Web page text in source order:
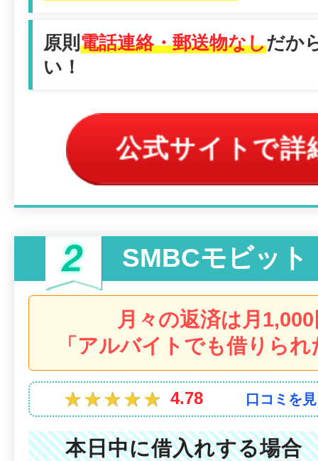
原則 電話連絡・郵送物なしだか
い！
公式サイトで詳
SMBCモビット
月々の返済は月
「アルバイトでも借りら
★★★★★
★★★★★ 4.78 口コミを
本日中に借入れする場合